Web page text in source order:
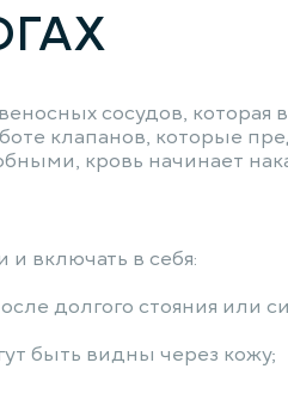
сосудов,
клапанов, которые
кровь начинает
включать в себя:
долгого стояния или
быть видны через кожу;